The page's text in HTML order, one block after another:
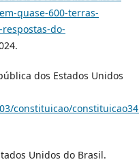
quase-600-terras-
do-
dos Estados Unidos
constituicao/
Unidos do Brasil.